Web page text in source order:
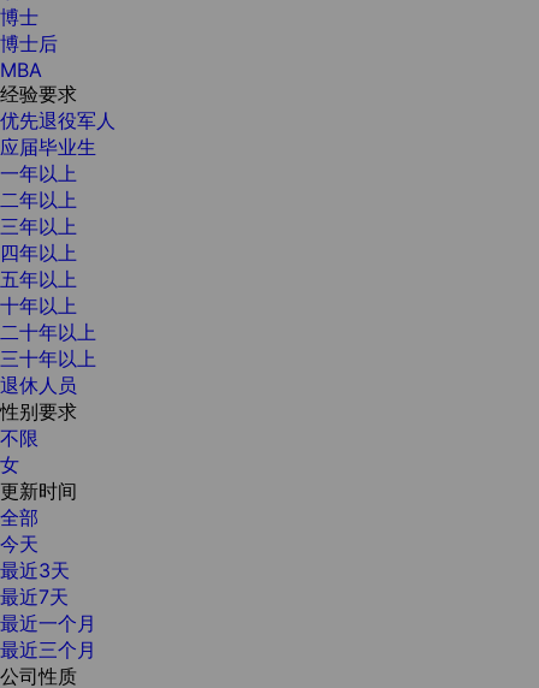
博士
博士后
MBA
经验要求
优先退役军人
应届毕业生
一年以上
二年以上
三年以上
四年以上
五年以上
十年以上
二十年以上
三十年以上
退休人员
性别要求
不限
女
更新时间
全部
今天
最近3天
最近7天
最近一个月
最近三个月
公司性质